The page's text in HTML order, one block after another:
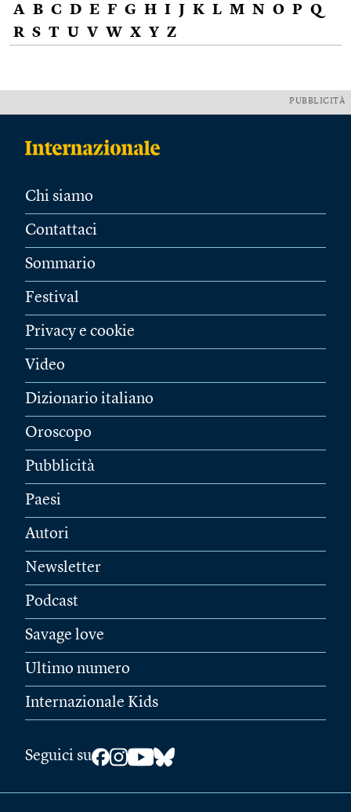
A B C D E F G H I J K L M N O P Q
R S T U V W X Y Z
PUBBLICITÀ
Chi siamo
Contattaci
Sommario
Festival
Privacy e cookie
Video
Dizionario italiano
Oroscopo
Pubblicità
Paesi
Autori
Newsletter
Podcast
Savage love
Ultimo numero
Internazionale Kids
Seguici su